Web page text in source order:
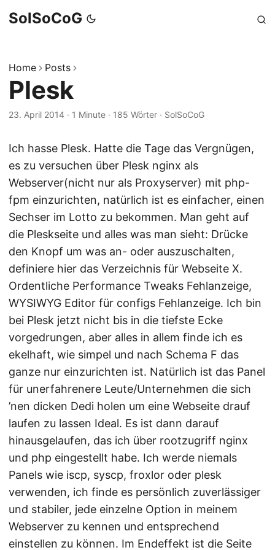
SolSoCoG
Home Posts
Plesk
23. April 2014 · 1 Minute · 185 Wörter · SolSoCoG
Ich hasse Plesk. Hatte die Tage das Vergnügen,
es zu versuchen über Plesk nginx als
Webserver(nicht nur als Proxyserver) mit php-
fpm einzurichten, natürlich ist es einfacher, einen
Sechser im Lotto zu bekommen. Man geht auf
die Pleskseite und alles was man sieht: Drücke
den Knopf um was an- oder auszuschalten,
definiere hier das Verzeichnis für Webseite X.
Ordentliche Performance Tweaks Fehlanzeige,
WYSIWYG Editor für configs Fehlanzeige. Ich bin
bei Plesk jetzt nicht bis in die tiefste Ecke
vorgedrungen, aber alles in allem finde ich es
ekelhaft, wie simpel und nach Schema F das
ganze nur einzurichten ist. Natürlich ist das Panel
für unerfahrenere Leute/Unternehmen die sich
’nen dicken Dedi holen um eine Webseite drauf
laufen zu lassen Ideal. Es ist dann darauf
hinausgelaufen, das ich über rootzugriff nginx
und php eingestellt habe. Ich werde niemals
Panels wie iscp, syscp, froxlor oder plesk
verwenden, ich finde es persönlich zuverlässiger
und stabiler, jede einzelne Option in meinem
Webserver zu kennen und entsprechend
einstellen zu können. Im Endeffekt ist die Seite